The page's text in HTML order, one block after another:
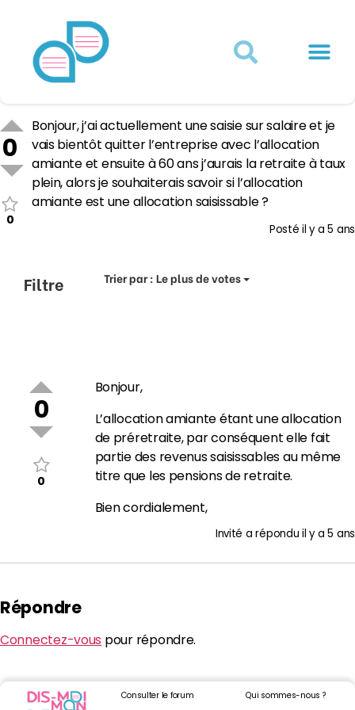
0
0
Bonjour, j’ai actuellement une saisie sur salaire et je
vais bientôt quitter l’entreprise avec l’allocation
amiante et ensuite à 60 ans j’aurais la retraite à taux
plein, alors je souhaiterais savoir si l’allocation
amiante est une allocation saisissable ?
Postéil y a 5 ans
Filtre Trier par :Le plus de votes
0
0
Bonjour,
L’allocation amiante étant une allocation
de préretraite, par conséquent elle fait
partie des revenus saisissables au même
titre que les pensions de retraite.
Bien cordialement,
Invité a réponduil y a 5 ans
Répondre
Connectez-vous pour répondre.
Consulter le forum
Qui sommes-nous ?